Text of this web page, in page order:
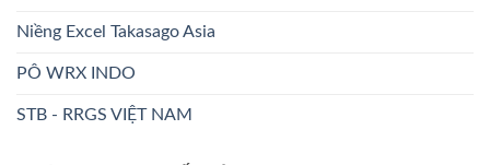
Niềng Excel Takasago Asia
PÔ WRX INDO
STB - RRGS VIỆT NAM